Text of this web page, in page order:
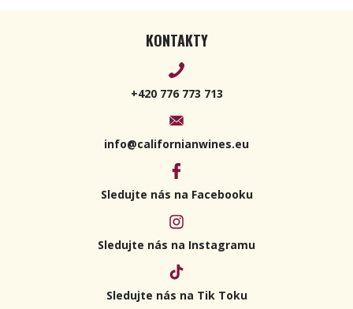
KONTAKTY
+420 776 773 713
info@californianwines.eu
Sledujte nás na Facebooku
Sledujte nás na Instagramu
Sledujte nás na Tik Toku